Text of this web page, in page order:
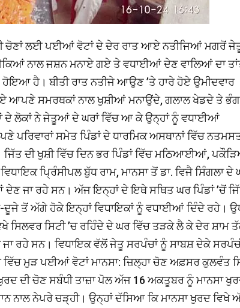
ਚੋਣਾਂ ਲਈ ਪਈਆਂ ਵੋਟਾਂ ਦੇ ਦੇਰ ਰਾਤ ਆਏ ਨਤੀਜਿਆਂ ਮਗਰੋਂ
ਨਾਲ ਜਸ਼ਨ ਮਨਾਏ ਗਏ ਤੇ ਵਧਾਈਆਂ ਦੇਣ ਵਾਲਿਆਂ ਦਾ
ਹੈ। ਬੀਤੀ ਰਾਤ ਨਤੀਜੇ ਆਉਣ ’ਤੇ ਹਾਰੇ ਹੋਏ ਉਮੀਦਵਾਰ
ਆਪਣੇ ਸਮਰਥਕਾਂ ਨਾਲ ਖੁਸ਼ੀਆਂ ਮਨਾਉਂਦੇ, ਗਲਾਲ ਖੇਡਦੇ ਤੇ
ਦੇ ਲੋਕਾਂ ਨੇ ਜੇਤੂਆਂ ਦੇ ਘਰਾਂ ਵਿੱਚ ਆ ਕੇ ਉਨ੍ਹਾਂ ਨੂੰ ਵਧਾਈਆਂ
ਸਮੇਤ ਪਿੰਡਾਂ ਦੇ ਧਾਰਮਿਕ ਅਸਥਾਨਾਂ ਵਿੱਚ
ਦੀ ਖੁਸ਼ੀ ਵਿੱਚ ਦਿਨ ਭਰ ਪਿੰਡਾਂ ਵਿੱਚ ਮਠਿਆਈਆਂ,
ਪ੍ਰਿੰਸੀਪਲ ਬੁੱਧ ਰਾਮ, ਮਾਨਸਾ ਤੋਂ ਡਾ. ਵਿਜੈ ਸਿੰਗਲਾ ਦੇ
ਜਾ ਰਹੇ ਸਨ। ਅੱਜ ਇਨ੍ਹਾਂ ਦੇ ਇਥੇ ਸਥਿਤ ਘਰ ਪਿੰਡਾਂ ’ਚੋਂ
ਦੂਜੇ ਤੋਂ ਅੱਗੇ ਹੋਕੇ ਇਨ੍ਹਾਂ ਵਿਧਾਇਕਾਂ ਨੂੰ ਵਧਾਈਆਂ ਦਿੰਦੇ ਰਹੇ।
ਸਿਲਵਰ ਸਿਟੀ ’ਚ ਰਹਿੰਦੇ ਦੇ ਘਰ ਵਿੱਚ ਤੜਕੇ ਲੈ ਕੇ ਦੇਰ ਸ਼ਾਮ
ਸਨ। ਵਿਧਾਇਕ ਵੱਲੋਂ ਜੇਤੂ ਸਰਪੰਚਾਂ ਨੂੰ ਸਾਬਸ਼ ਦੇਕੇ
ਵਿੱਚ ਮੁੜ ਪਈਆਂ ਵੋਟਾਂ ਮਾਨਸਾ: ਜ਼ਿਲ੍ਹਾ ਚੋਣ ਅਫ਼ਸਰ ਕੁਲਵੰਤ
ਦੀ ਚੋਣ ਸਬੰਧੀ ਤਾਜ਼ਾ ਪੋਲ ਅੱਜ 16 ਅਕਤੂਬਰ ਨੂੰ ਮਾਨਸਾ
ਨਾਲ ਨੇਪਰੇ ਚੜ੍ਹੀ। ਉਨ੍ਹਾਂ ਦੱਸਿਆ ਕਿ ਮਾਨਸਾ ਖੁਰਦ ਵਿਖੇ